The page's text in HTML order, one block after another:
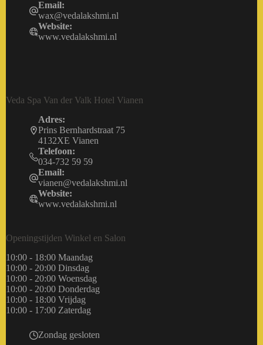
Email:
wax@vedalakshmi.nl
Website:
www.vedalakshmi.nl
Veda Spa Van der Valk Hotel Vianen
Adres:
Prins Bernhardstraat 75
4132XE Vianen
Telefoon:
034-732 59 59
Email:
vianen@vedalakshmi.nl
Website:
www.vedalakshmi.nl
Openingstijden Winkel en Salon
10:00 - 18:00 Maandag
10:00 - 20:00 Dinsdag
10:00 - 20:00 Woensdag
10:00 - 20:00 Donderdag
10:00 - 18:00 Vrijdag
10:00 - 17:00 Zaterdag
Zondag gesloten